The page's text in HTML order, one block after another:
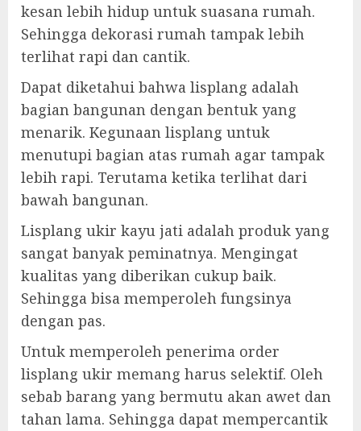
kesan lebih hidup untuk suasana rumah.
Sehingga dekorasi rumah tampak lebih
terlihat rapi dan cantik.
Dapat diketahui bahwa lisplang adalah
bagian bangunan dengan bentuk yang
menarik. Kegunaan lisplang untuk
menutupi bagian atas rumah agar tampak
lebih rapi. Terutama ketika terlihat dari
bawah bangunan.
Lisplang ukir kayu jati adalah produk yang
sangat banyak peminatnya. Mengingat
kualitas yang diberikan cukup baik.
Sehingga bisa memperoleh fungsinya
dengan pas.
Untuk memperoleh penerima order
lisplang ukir memang harus selektif. Oleh
sebab barang yang bermutu akan awet dan
tahan lama. Sehingga dapat mempercantik